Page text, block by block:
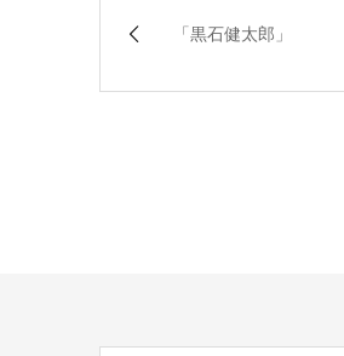
「黒石健太郎」